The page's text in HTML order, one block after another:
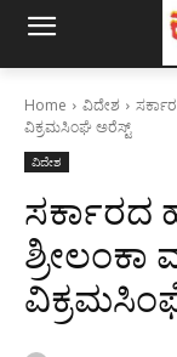
Home ವಿದೇಶ
ವಿಕ್ರಮಸಿಂಘೆ ಅರೆಸ್ಟ್
ವಿದೇಶ
ಸರ್ಕಾರದ